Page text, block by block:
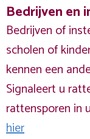
Bedrijven en
Bedrijven of
scholen of
kennen een
Signaleert u
rattensporen in
hier